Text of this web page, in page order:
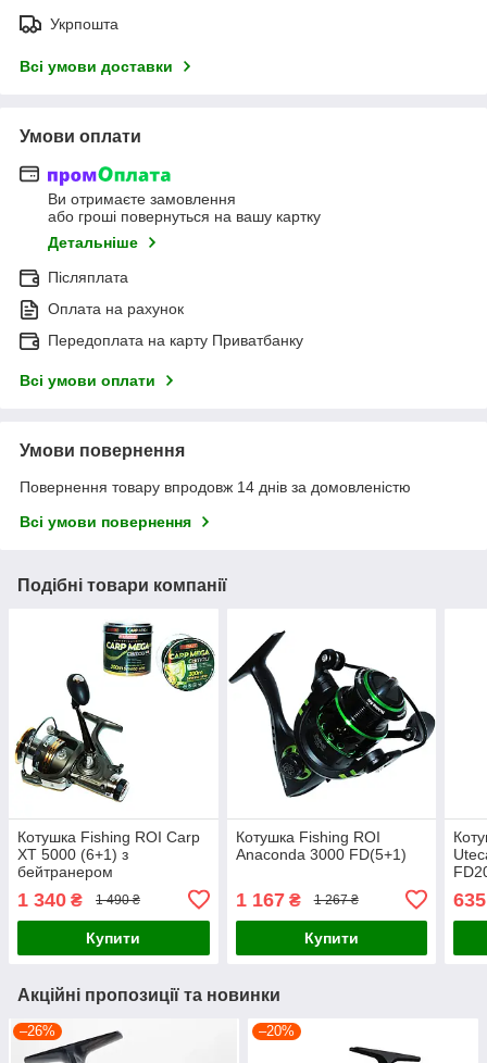
Укрпошта
Всі умови доставки
Умови оплати
Ви отримаєте замовлення
або гроші повернуться на вашу картку
Детальніше
Післяплата
Оплата на рахунок
Передоплата на карту Приватбанку
Всі умови оплати
Умови повернення
Повернення товару впродовж 14 днів за домовленістю
Всі умови повернення
Подібні товари компанії
Котушка Fishing ROI Carp
XT 5000 (6+1) з
бейтранером
1 340 ₴ 1 490 ₴
Купити
Котушка Fishing ROI
Anaconda 3000 FD(5+1)
1 167₴ 1 267 ₴
Купити
635
Акційні пропозиції та новинки
–26% –20%